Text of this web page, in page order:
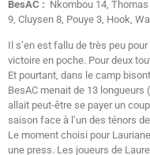
BesAC : Nkombou 14,
9, Cluysen 8, Pouye 3, Hook,
Il s’en est fallu de très peu
victoire en poche. Pour deux
Et pourtant, dans le camp
BesAC menait de 13 longueurs
allait peut-être se payer un
saison face à l’un des ténors
Le moment choisi pour
une press. Les joueurs de